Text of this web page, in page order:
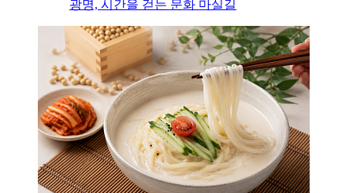
광명, 시간을 걷는 문화 마실길